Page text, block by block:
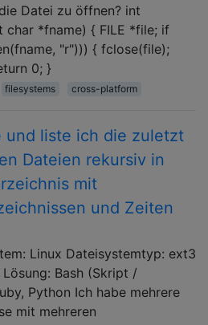
Datei zu öffnen? int
char *fname) { FILE *file; if
"r"))) { fclose(file);
0; }
filesystems cross-platform
und liste ich die zuletzt
Dateien rekursiv in
mit
und Zeiten
Linux Dateisystemtyp: ext3
Bash (Skript /
Python Ich habe mehrere
mit mehreren